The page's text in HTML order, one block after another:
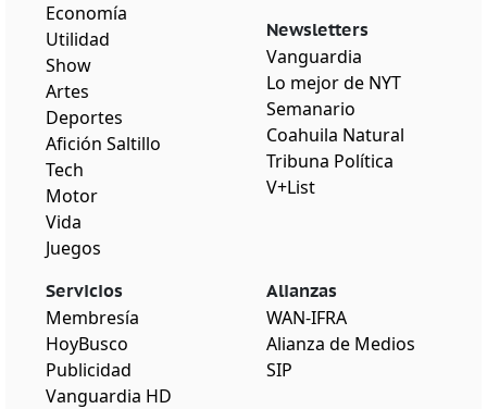
Economía
Utilidad
Show
Artes
Deportes
Afición Saltillo
Tech
Motor
Vida
Juegos
Newsletters
Vanguardia
Lo mejor de NYT
Semanario
Coahuila Natural
Tribuna Política
V+List
Servicios
Membresía
HoyBusco
Publicidad
Vanguardia HD
Alianzas
WAN-IFRA
Alianza de Medios
SIP